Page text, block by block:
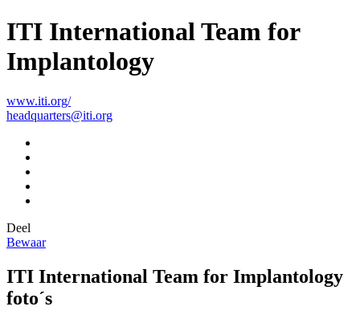
ITI International Team for
Implantology
www.iti.org/
headquarters@iti.org
Deel
Bewaar
ITI International Team for Implantology
foto´s